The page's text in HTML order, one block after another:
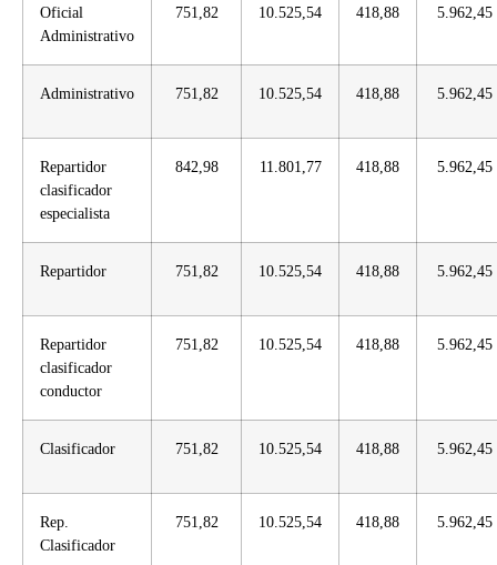
Oficial
Administrativo
751,82 10.525,54 418,88 5.962,45
Administrativo 751,82 10.525,54 418,88 5.962,45
Repartidor
clasificador
especialista
842,98 11.801,77 418,88 5.962,45
Repartidor 751,82 10.525,54 418,88 5.962,45
Repartidor
clasificador
conductor
751,82 10.525,54 418,88 5.962,45
Clasificador 751,82 10.525,54 418,88 5.962,45
Rep.
Clasificador
751,82 10.525,54 418,88 5.962,45